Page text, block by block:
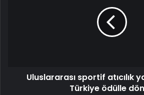
Uluslararası sportif atıcılık
Türkiye ödülle